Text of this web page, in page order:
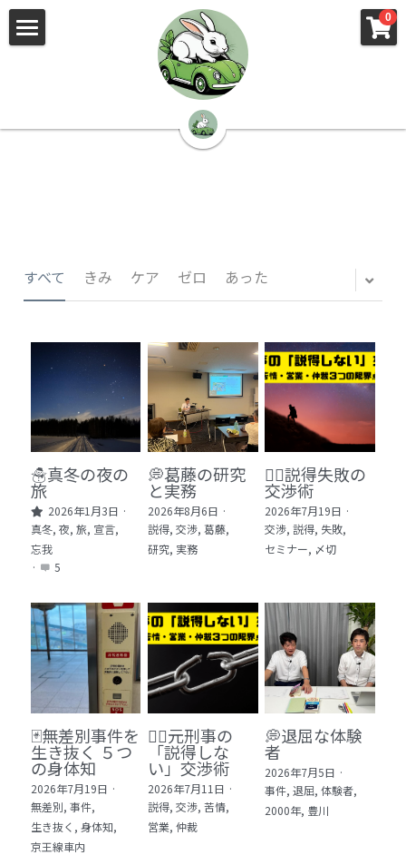
0
🌳株式会社 kibi🦉（トップ）
📰kibi log（ブログ）
🏢会社概要・プライバシーポリシー・プロフィ
📸Who am I?（プロフィール）
🏙️社員が防ぐ不正と犯罪
🙌自傷・他害・パニックは防げますか？
🏫社会福祉法人ぐらんま
🛒Learn More!（商品）
❓FAQ
📮ASK（無料読者登録 or 無料お問い合わせ）
📚 100冊の「本は飲み物」index
1 クレーム・犯罪・説得交渉 23冊
2 発達障害・精神疾患・ケア 29冊
3 身体知・非言語・情動 13冊
4 創作・芸術・神秘 30冊
5 教育・マネジメント・学修 20冊
ログイン/ 登録
検索
日本語
日本語
すべて きみ ケア ゼロ あった
☃️真冬の夜の
旅
2026年1月3日 ·
真冬, 夜, 旅, 宣言,
忘我
·
5
💭葛藤の研究
と実務
2026年8月6日 ·
説得, 交渉, 葛藤,
研究, 実務
🕵️‍♂️説得失敗の
交渉術
2026年7月19日 ·
交渉, 説得, 失敗,
セミナー, 〆切
🃏無差別事件を
生き抜く ５つ
の身体知
2026年7月19日 ·
無差別, 事件,
生き抜く, 身体知,
京王線車内
🙅‍♂️元刑事の
「説得しな
い」交渉術
2026年7月11日 ·
説得, 交渉, 苦情,
営業, 仲裁
💭退屈な体験
者
2026年7月5日 ·
事件, 退屈, 体験者,
2000年, 豊川
×
ストアカテゴリー
すべてのカテゴリー
×
ブログカテゴリー